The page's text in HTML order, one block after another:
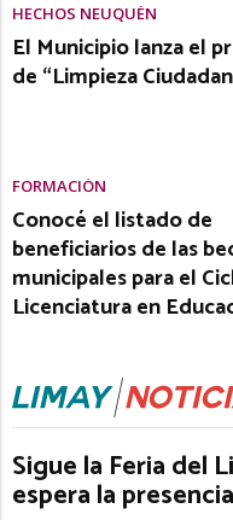
HECHOS NEUQUÉN
El Municipio lanza el
de “Limpieza
FORMACIÓN
Conocé el listado de
beneficiarios de las
municipales para el
Licenciatura en
Sigue la Feria del
espera la